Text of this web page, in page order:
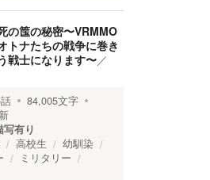
の筺の秘密〜VRMMO
トナたちの戦争に巻き
戦士になります〜／
話 84,005文字
写有り
高校生
幼馴染
ミリタリー